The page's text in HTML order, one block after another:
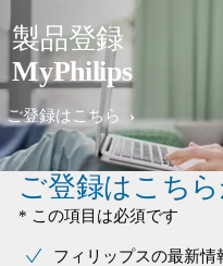
製品登録
MyPhilips
ご登録はこちら
ご登録はこち
* この項目は必須です
フィリップスの最新情